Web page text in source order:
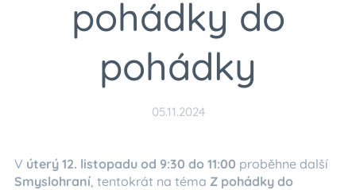
pohádky do
pohádky
05.11.2024
V úterý 12. listopadu od 9:30 do 11:00 proběhne další
Smyslohraní, tentokrát na téma Z pohádky do